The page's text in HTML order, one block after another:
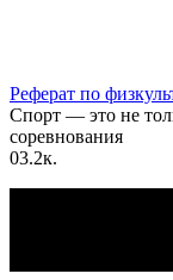
Реферат по
Спорт — это не
соревнования
03.2к.